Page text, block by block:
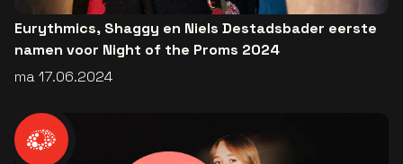
Eurythmics, Shaggy en Niels Destadsbader eerste
namen voor Night of the Proms 2024
ma 17.06.2024